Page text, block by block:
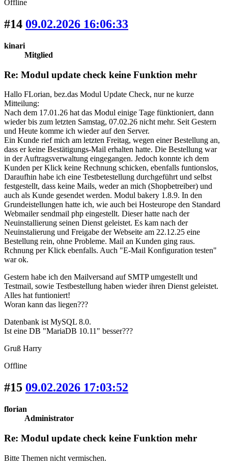
Offline
#14 09.02.2026 16:06:33
kinari
Mitglied
Re: Modul update check keine Funktion mehr
Hallo FLorian, bez.das Modul Update Check, nur ne kurze
Mitteilung:
Nach dem 17.01.26 hat das Modul einige Tage fünktioniert, dann
wieder bis zum letzten Samstag, 07.02.26 nicht mehr. Seit Gestern
und Heute komme ich wieder auf den Server.
Ein Kunde rief mich am letzten Freitag, wegen einer Bestellung an,
dass er keine Bestätigungs-Mail erhalten hatte. Die Bestellung war
in der Auftragsverwaltung eingegangen. Jedoch konnte ich dem
Kunden per Klick keine Rechnung schicken, ebenfalls funtionslos,
Daraufhin habe ich eine Testbetestellung durchgeführt und selbst
festgestellt, dass keine Mails, weder an mich (Shopbetreiber) und
auch als Kunde gesendet werden. Modul bakery 1.8.9. In den
Grundeistellungen hatte ich, wie auch bei Hosteurope den Standard
Webmailer sendmail php eingestellt. Dieser hatte nach der
Neuinstallierung seinen Dienst geleistet. Es kam nach der
Neuinstalierung und Freigabe der Webseite am 22.12.25 eine
Bestellung rein, ohne Probleme. Mail an Kunden ging raus.
Rchnung per Klick ebenfalls. Auch "E-Mail Konfiguration testen"
war ok.
Gestern habe ich den Mailversand auf SMTP umgestellt und
Testmail, sowie Testbestellung haben wieder ihren Dienst geleistet.
Alles hat funtioniert!
Woran kann das liegen???
Datenbank ist MySQL 8.0.
Ist eine DB "MariaDB 10.11" besser???
Gruß Harry
Offline
#15 09.02.2026 17:03:52
florian
Administrator
Re: Modul update check keine Funktion mehr
Bitte Themen nicht vermischen.